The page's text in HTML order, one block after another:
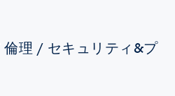
理 / セキュリティ&プ